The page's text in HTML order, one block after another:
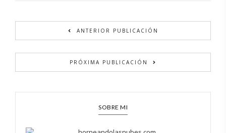
ANTERIOR PUBLICACIÓN
PRÓXIMA PUBLICACIÓN
SOBRE MI